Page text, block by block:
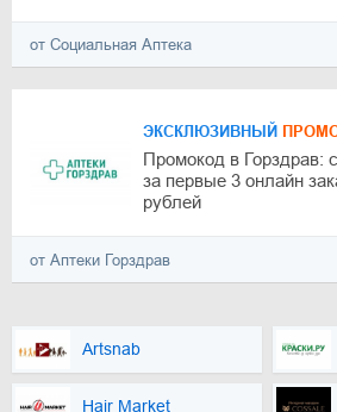
от Социальная Аптека
ЭКСКЛЮЗИВНЫЙ
Промокод в Горздрав:
за первые 3 онлайн
рублей
от Аптеки Горздрав
Artsnab
Hair Market